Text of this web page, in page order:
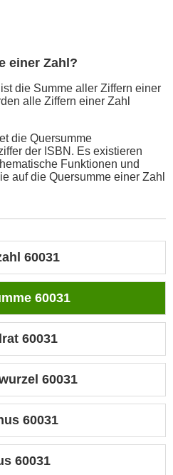
einer Zahl?
die Summe aller Ziffern einer
alle Ziffern einer Zahl
die Quersumme
der ISBN. Es existieren
Funktionen und
auf die Quersumme einer Zahl
60031
60031
60031
60031
60031
60031